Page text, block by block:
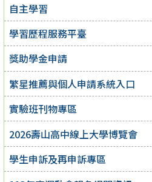
自主學習
學習歷程服務平臺
獎助學金申請
繁星推薦與個人申請系統入口
實驗班刊物專區
2026壽山高中線上大學博覽會
學生申訴及再申訴專區